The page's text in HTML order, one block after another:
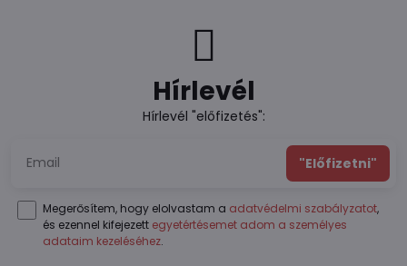
Hírlevél
Hírlevél "előfizetés":
"Előfizetni"
Megerősítem, hogy elolvastam a adatvédelmi szabályzatot,
és ezennel kifejezett egyetértésemet adom a személyes
adataim kezeléséhez.